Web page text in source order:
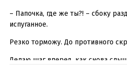
– Папочка, где же ты?! – сбоку
испуганное.
Резко торможу. До противного
Делаю шаг вперед, как снова